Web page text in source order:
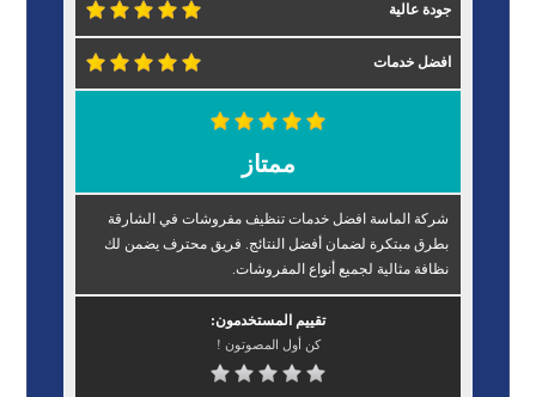
جودة عالية
افضل خدمات
ممتاز
شركة الماسة افضل خدمات تنظيف مفروشات في الشارقة
بطرق مبتكرة لضمان أفضل النتائج. فريق محترف يضمن لك
نظافة مثالية لجميع أنواع المفروشات.
تقييم المستخدمون:
كن أول المصوتون !